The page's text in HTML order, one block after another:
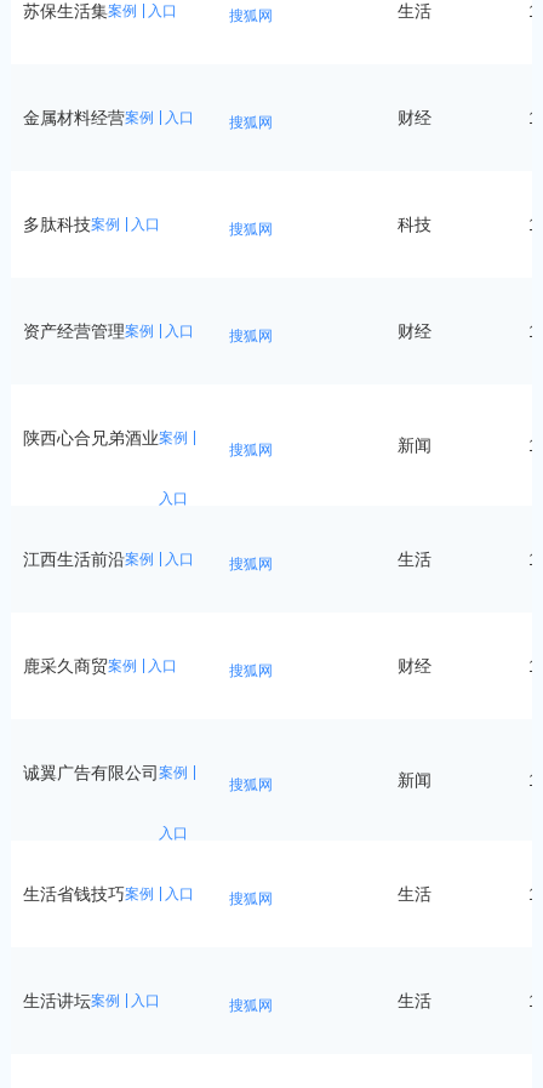
苏保生活集案例 入口 搜狐网 生活
金属材料经营案例 入口 搜狐网 财经
多肽科技案例 入口 搜狐网 科技
资产经营管理案例 入口 搜狐网 财经
陕西心合兄弟酒业案例
入口
搜狐网 新闻
江西生活前沿案例 入口 搜狐网 生活
鹿采久商贸案例 入口 搜狐网 财经
诚翼广告有限公司 案例
入口
搜狐网 新闻
生活省钱技巧案例 入口 搜狐网 生活
生活讲坛案例 入口 搜狐网 生活